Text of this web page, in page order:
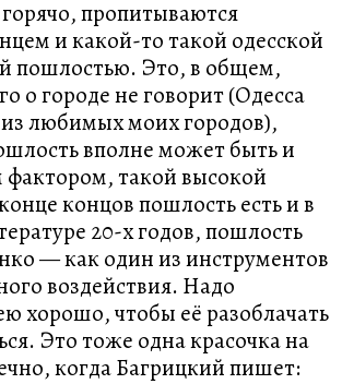
пропитываются
и какой-то такой одесской
пошлостью. Это, в общем,
о городе не говорит (Одесса
любимых моих городов),
вполне может быть и
фактором, такой высокой
концов пошлость есть и в
20-х годов, пошлость
— как один из инструментов
воздействия. Надо
хорошо, чтобы её разоблачать
Это тоже одна красочка на
когда Багрицкий пишет: